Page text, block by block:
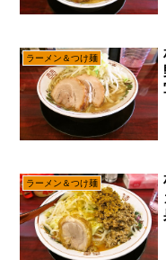
ラーメン＆つけ麺
ラーメン＆つけ麺